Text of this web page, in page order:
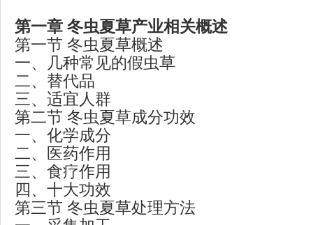
第一章 冬虫夏草产业相关概述
第一节 冬虫夏草概述
一、几种常见的假虫草
二、替代品
三、适宜人群
第二节 冬虫夏草成分功效
一、化学成分
二、医药作用
三、食疗作用
四、十大功效
第三节 冬虫夏草处理方法